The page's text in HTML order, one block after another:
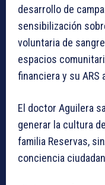
desarrollo de
sensibilización
voluntaria de
espacios
financiera y su ARS
El doctor Aguilera
generar la cultura
familia Reservas,
conciencia